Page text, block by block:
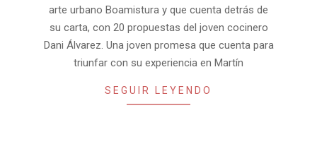
arte urbano Boamistura y que cuenta detrás de
su carta, con 20 propuestas del joven cocinero
Dani Álvarez. Una joven promesa que cuenta para
triunfar con su experiencia en Martín
SEGUIR LEYENDO